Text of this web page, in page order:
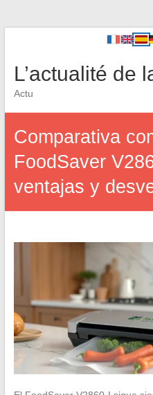
L’actualité de
Actu
Comparativa
FoodSaver
ventajas y